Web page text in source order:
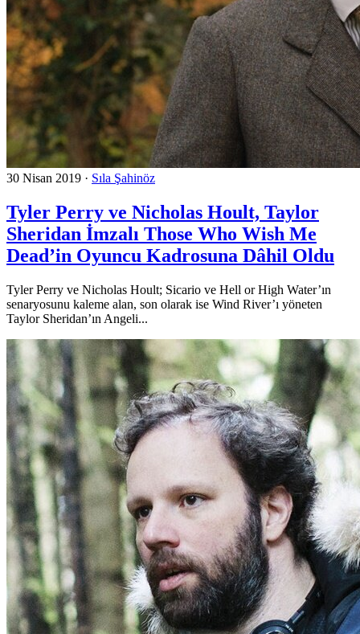
30 Nisan 2019 · Sıla Şahinöz
Tyler Perry ve Nicholas Hoult, Taylor
Sheridan İmzalı Those Who Wish Me
Dead’in Oyuncu Kadrosuna Dâhil Oldu
Tyler Perry ve Nicholas Hoult; Sicario ve Hell or High Water’ın
senaryosunu kaleme alan, son olarak ise Wind River’ı yöneten
Taylor Sheridan’ın Angeli...